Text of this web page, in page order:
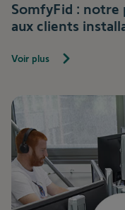
SomfyFid : notre
aux clients
Voir plus